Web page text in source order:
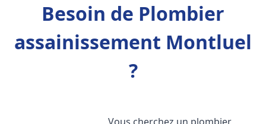
Besoin de Plombier
assainissement Montluel
?